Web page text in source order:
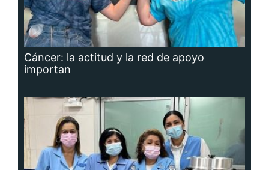
Cáncer: la actitud y la red de apoyo
importan